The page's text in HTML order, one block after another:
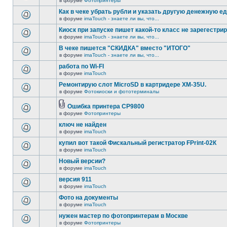
Как в чеке убрать рубли и указать другую денежную
в форуме imaTouch - знаете ли вы, что...
Киоск при запуске пишет какой-то класс не
в форуме imaTouch - знаете ли вы, что...
В чеке пишется "СКИДКА" вместо "ИТОГО"
в форуме imaTouch - знаете ли вы, что...
работа по Wi-FI
в форуме imaTouch
Ремонтирую слот MicroSD в картридере XM-35U.
в форуме Фотокиоски и фототерминалы
Ошибка принтера CP9800
в форуме Фотопринтеры
ключ не найден
в форуме imaTouch
купил вот такой Фискальный регистратор FPrint-02К
в форуме imaTouch
Новый версии?
в форуме imaTouch
версия 911
в форуме imaTouch
Фото на документы
в форуме imaTouch
нужен мастер по фотопринтерам в Москве
в форуме Фотопринтеры